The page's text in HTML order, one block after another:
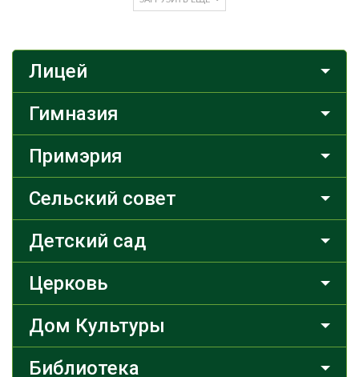
Лицей
Гимназия
Примэрия
Сельский совет
Детский сад
Церковь
Дом Культуры
Библиотека